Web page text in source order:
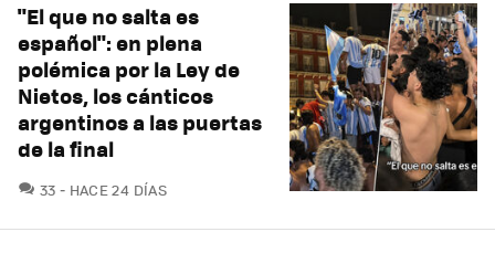
"El que no salta es
español": en plena
polémica por la Ley de
Nietos, los cánticos
argentinos a las puertas
de la final
33 COMENTARIOS
HACE 24 DÍAS